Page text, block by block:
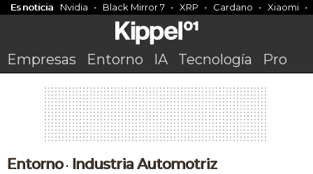
Es noticia Nvidia Black Mirror 7 XRP Cardano Xiaomi
Empresas Entorno IA Tecnología Pro
Entorno• Industria Automotriz